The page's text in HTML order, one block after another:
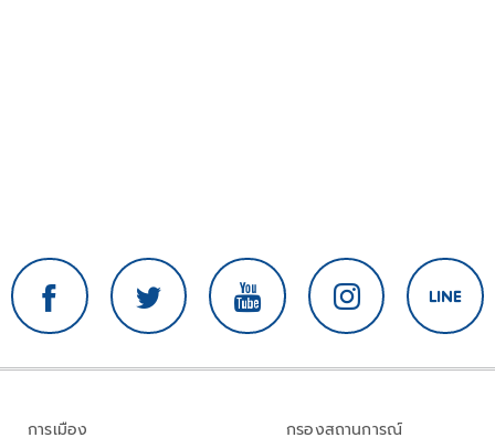
การเมือง
กรองสถานการณ์